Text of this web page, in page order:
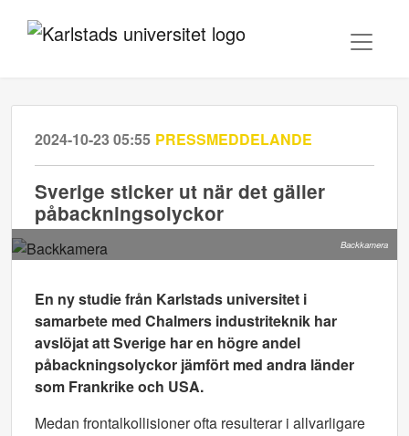
2024-10-23 05:55 PRESSMEDDELANDE
Sverige sticker ut när det gäller
påbackningsolyckor
Backkamera
En ny studie från Karlstads universitet i
samarbete med Chalmers industriteknik har
avslöjat att Sverige har en högre andel
påbackningsolyckor jämfört med andra länder
som Frankrike och USA.
Medan frontalkollisioner ofta resulterar i allvarligare